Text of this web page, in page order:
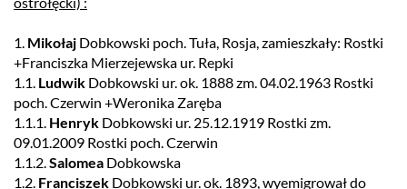
1. Mikołaj Dobkowski poch. Tuła, Rosja, zamieszkały: Rostki
+Franciszka Mierzejewska ur. Repki
1.1. Ludwik Dobkowski ur. ok. 1888 zm. 04.02.1963 Rostki
poch. Czerwin +Weronika Zaręba
1.1.1. Henryk Dobkowski ur. 25.12.1919 Rostki zm.
09.01.2009 Rostki poch. Czerwin
1.1.2.Salomea Dobkowska
1.2. Franciszek Dobkowski ur. ok. 1893, wyemigrował do